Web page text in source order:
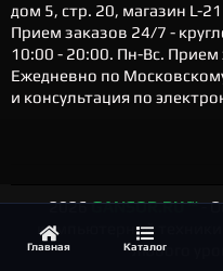
Главная Каталог
дом 5, стр. 20, магазин L-21
Прием заказов 24/7 -
10:00 - 20:00. Пн-Вс. Прием
Ежедневно по
и консультация по
2026GANSOR.RU ™-
компьютерной
любого